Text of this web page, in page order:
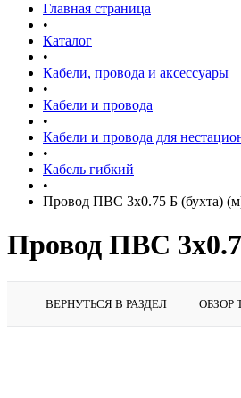
Главная страница
•
Каталог
•
Кабели, провода и аксессуары
•
Кабели и провода
•
Кабели и провода для
•
Кабель гибкий
•
Провод ПВС 3х0.75 Б (бухта)
Провод ПВС
ВЕРНУТЬСЯ В РАЗДЕЛ ОБЗОР